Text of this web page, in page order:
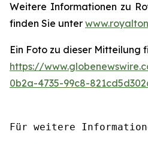
Weitere Informationen zu
finden Sie unter
Ein Foto zu dieser Mitteilung
https://
0b2a-4735-99c8-
Für weitere